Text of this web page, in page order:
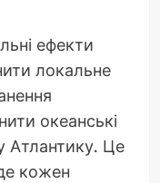
ефекти
локальне
океанські
Атлантику. Це
кожен